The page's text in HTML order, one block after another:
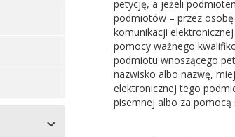
petycję, a jeżeli
podmiotów – przez
komunikacji
pomocy ważnego
podmiotu wnoszącego
nazwisko albo nazwę,
elektronicznej tego
pisemnej albo za pomocą